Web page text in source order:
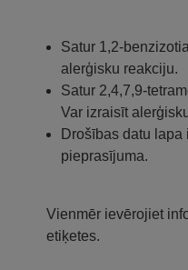
Satur 1,2-
alerģisku reakciju.
Satur 2,4,7,9-
Var izraisīt
Drošības datu
pieprasījuma.
Vienmēr ievērojiet
etiķetes.